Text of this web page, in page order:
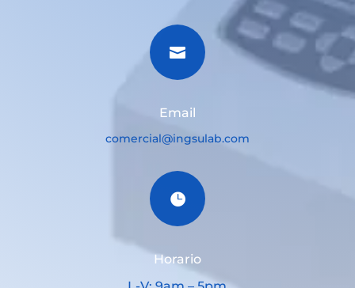

Email
comercial@ingsulab.com

Horario